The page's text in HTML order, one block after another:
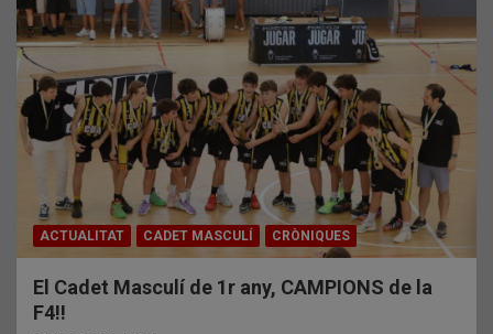
ACTUALITAT CADET MASCULÍ CRÒNIQUES
El Cadet Masculí de 1r any, CAMPIONS de la
F4!!